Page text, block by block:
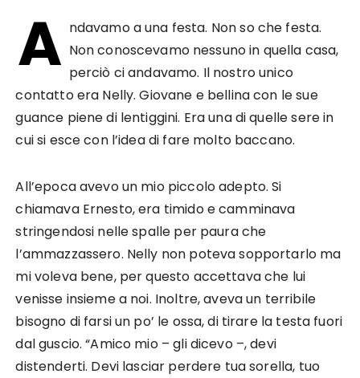
A ndavamo a una festa. Non so che festa.
Non conoscevamo nessuno in quella casa,
perciò ci andavamo. Il nostro unico
contatto era Nelly. Giovane e bellina con le sue
guance piene di lentiggini. Era una di quelle sere in
cui si esce con l’idea di fare molto baccano.
All’epoca avevo un mio piccolo adepto. Si
chiamava Ernesto, era timido e camminava
stringendosi nelle spalle per paura che
l’ammazzassero. Nelly non poteva sopportarlo ma
mi voleva bene, per questo accettava che lui
venisse insieme a noi. Inoltre, aveva un terribile
bisogno di farsi un po’ le ossa, di tirare la testa fuori
dal guscio. “Amico mio – gli dicevo –, devi
distenderti. Devi lasciar perdere tua sorella, tuo